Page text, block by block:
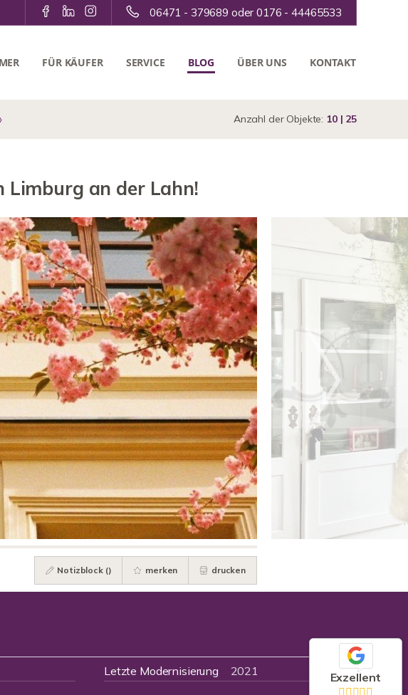
06471 - 379689 oder 0176 - 44465533
FÜR KÄUFER SERVICE BLOG ÜBER UNS KONTAKT
Anzahl der Objekte: 10 | 25
an der Lahn!
Notizblock () merken drucken
Letzte Modernisierung
2021
Exzellent